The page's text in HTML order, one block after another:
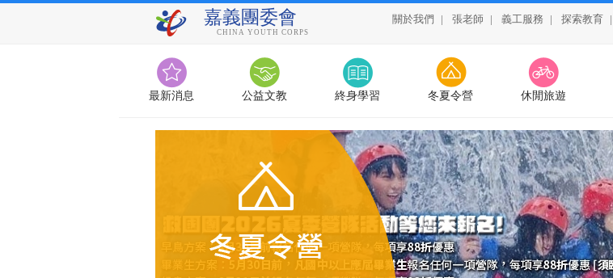
嘉義團委會
CHINA YOUTH CORPS
關於我們 | 張老師 | 義工服務 | 探索教育 |
最新消息 公益文教 終身學習 冬夏令營 休閒旅遊